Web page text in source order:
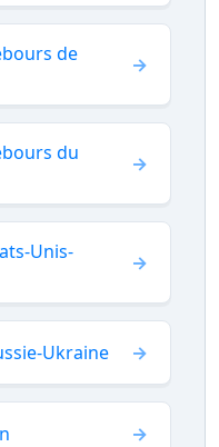
de
du
Unis-
Ukraine